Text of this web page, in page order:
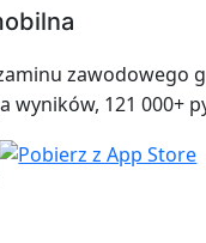
zawodowego
wyników, 121 000+